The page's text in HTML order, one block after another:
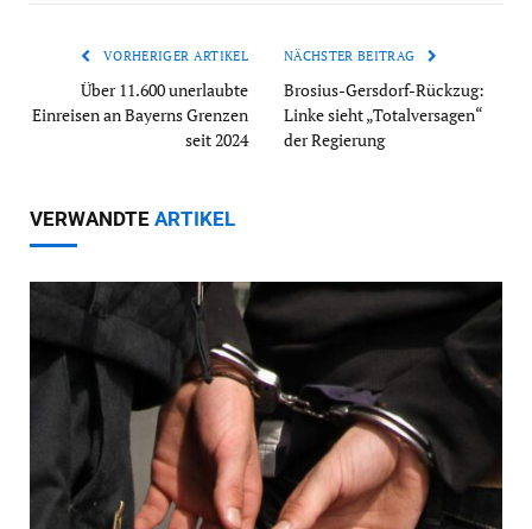
VORHERIGER ARTIKEL
Über 11.600 unerlaubte
Einreisen an Bayerns Grenzen
seit 2024
NÄCHSTER BEITRAG
Brosius-Gersdorf-Rückzug:
Linke sieht „Totalversagen“
der Regierung
VERWANDTE ARTIKEL